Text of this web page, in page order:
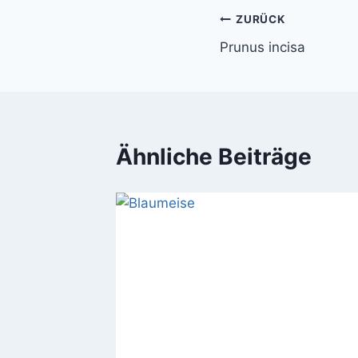
ZURÜCK
Prunus incisa
Ähnliche Beiträge